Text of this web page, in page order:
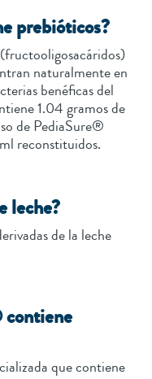
prebióticos?
naturalmente en
benéficas del
1.04 gramos de
de PediaSure®
reconstituidos.
leche?
de la leche
contiene
que contiene